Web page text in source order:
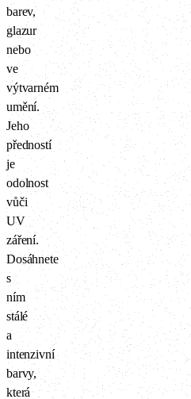
barev,
glazur
nebo
ve
výtvarném
umění.
Jeho
předností
je
odolnost
vůči
UV
záření.
Dosáhnete
s
ním
stálé
a
intenzivní
barvy,
která